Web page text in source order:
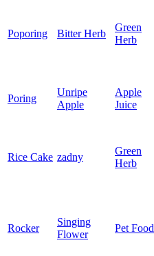
Poporing Bitter Herb
Green
Herb
Poring
Unripe
Apple
Apple
Juice
Rice Cake zadny
Green
Herb
Rocker
Singing
Flower
Pet Food